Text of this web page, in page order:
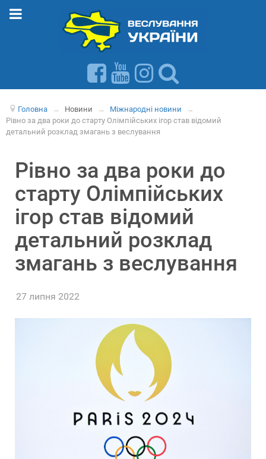
Головна → Новини → Міжнародні новини
→
Рівно за два роки до старту Олімпійських ігор став відомий
детальний розклад змагань з веслування
Рівно за два роки до
старту Олімпійських
ігор став відомий
детальний розклад
змагань з веслування
27 липня 2022